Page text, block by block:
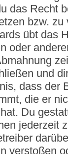
das Recht
bzw. zu
übt das
oder
und
dass der
die er
Du
jederzeit
verstoßen